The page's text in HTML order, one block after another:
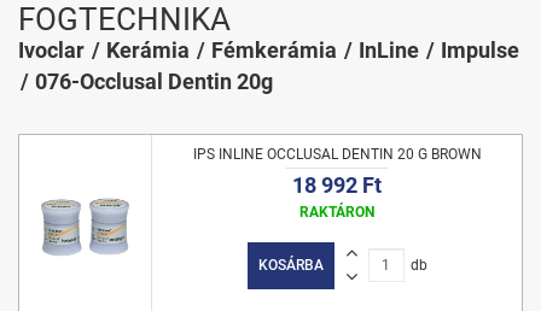
FOGTECHNIKA
Ivoclar Kerámia Fémkerámia InLine
Impulse
076-Occlusal Dentin 20g
IPS INLINE OCCLUSAL DENTIN 20 G BROWN
18 992 Ft
RAKTÁRON
KOSÁRBA db